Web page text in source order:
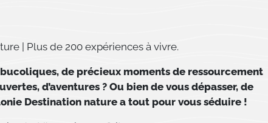
| Plus de 200 expériences à vivre.
de précieux moments de ressourcement
d’aventures ? Ou bien de vous dépasser, de
Destination nature a tout pour vous séduire !